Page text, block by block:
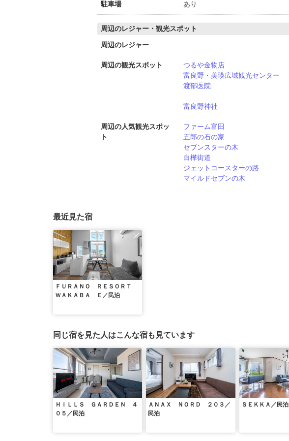
駐車場 あり
周辺のレジャー・観光スポット
周辺のレジャー
周辺の観光スポット つるや金物店
富良野・美瑛広域観光センター
渡部医院
富良野神社
周辺の人気観光スポッ
ト
ファーム富田
五郎の石の家
セブンスターの木
白樺街道
ジェットコースターの路
マイルドセブンの木
最近見た宿
ＦＵＲＡＮＯ ＲＥＳＯＲＴ
ＷＡＫＡＢＡ Ｅ／民泊
同じ宿を見た人はこんな宿も見ています
ＨＩＬＬＳ ＧＡＲＤＥＮ ４
０５／民泊
ＡＮＡＸ ＮＯＲＤ ２０３／
民泊
ＳＥＫＫＡ／民泊